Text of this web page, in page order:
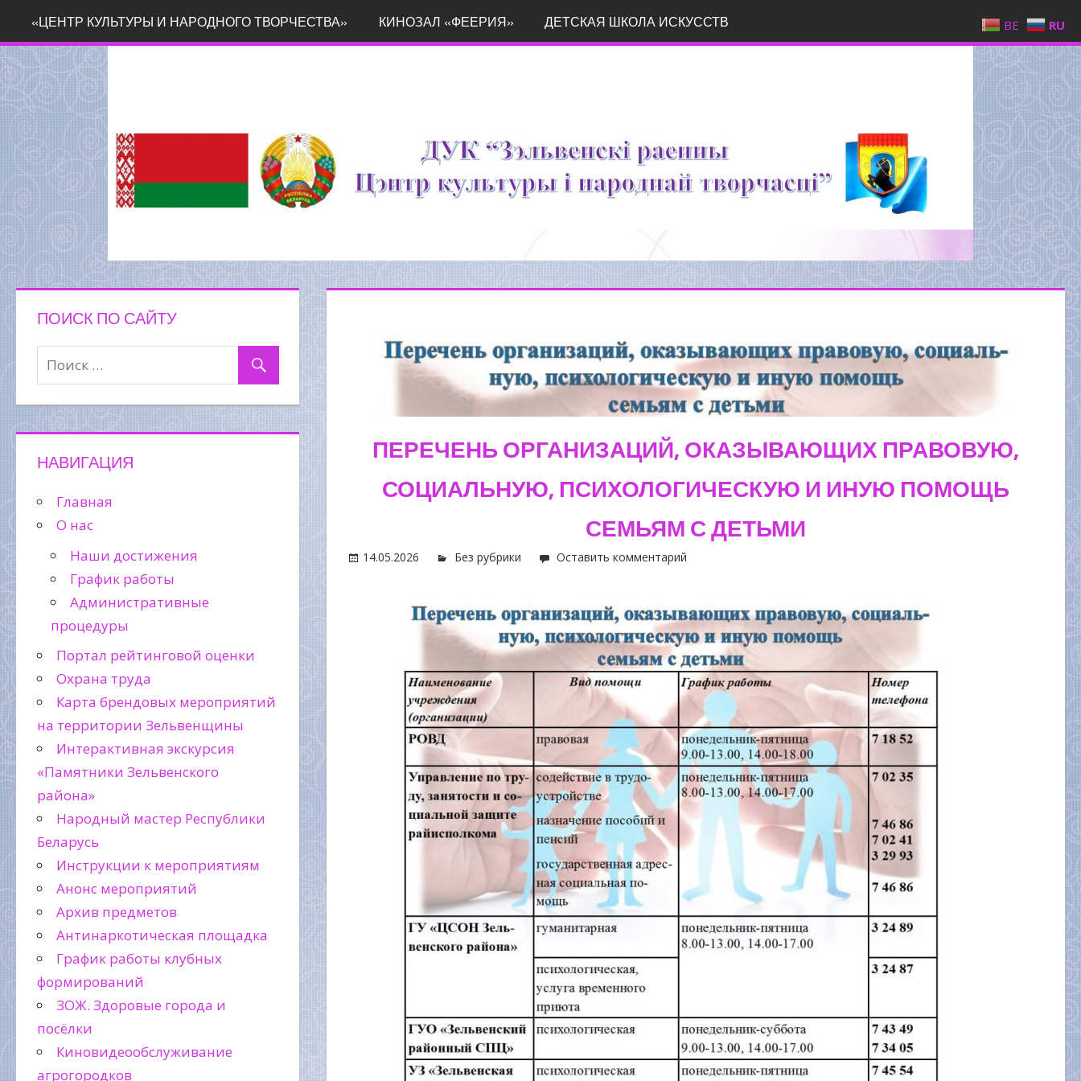
содержимому
«ЦЕНТР КУЛЬТУРЫ И НАРОДНОГО ТВОРЧЕСТВА» КИНОЗАЛ «ФЕЕРИЯ» ДЕТСКАЯ ШКОЛА ИСКУССТВ
ПЕРЕЧЕНЬ ОРГАНИЗАЦИЙ, ОКАЗЫВАЮЩИХ ПРАВОВУЮ,
СОЦИАЛЬНУЮ, ПСИХОЛОГИЧЕСКУЮ И ИНУЮ ПОМОЩЬ
СЕМЬЯМ С ДЕТЬМИ
14.05.2026 Без рубрики Оставить комментарий
ПОИСК ПО САЙТУ
НАВИГАЦИЯ
Главная
О нас
Наши достижения
График работы
Административные
процедуры
Портал рейтинговой оценки
Охрана труда
Карта брендовых мероприятий
на территории Зельвенщины
Интерактивная экскурсия
«Памятники Зельвенского
района»
Народный мастер Республики
Беларусь
Инструкции к мероприятиям
Анонс мероприятий
Архив предметов
Антинаркотическая площадка
График работы клубных
формирований
ЗОЖ. Здоровые города и
посёлки
Киновидеообслуживание
агрогородков
BE RU